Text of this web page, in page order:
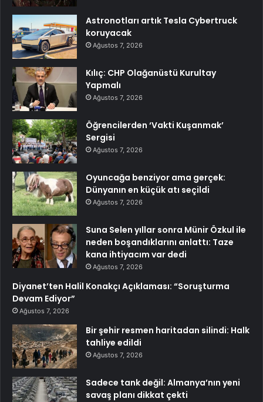
Astronotları artık Tesla Cybertruck
koruyacak
Ağustos 7, 2026
Kılıç: CHP Olağanüstü Kurultay
Yapmalı
Ağustos 7, 2026
Öğrencilerden ‘Vakti Kuşanmak’
Sergisi
Ağustos 7, 2026
Oyuncağa benziyor ama gerçek:
Dünyanın en küçük atı seçildi
Ağustos 7, 2026
Suna Selen yıllar sonra Münir Özkul ile
neden boşandıklarını anlattı: Taze
kana ihtiyacım var dedi
Ağustos 7, 2026
Diyanet’ten Halil Konakçı Açıklaması: “Soruşturma
Devam Ediyor”
Ağustos 7, 2026
Bir şehir resmen haritadan silindi: Halk
tahliye edildi
Ağustos 7, 2026
Sadece tank değil: Almanya’nın yeni
savaş planı dikkat çekti